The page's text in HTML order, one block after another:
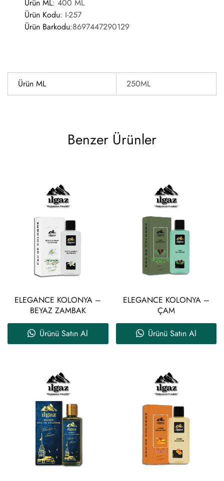
Ürün ML: 400 ML
Ürün Kodu: I-257
Ürün Barkodu:8697447290129
Ürün ML 250ML
Benzer Ürünler
ELEGANCE KOLONYA –
BEYAZ ZAMBAK
Ürünü Satın Al
ELEGANCE KOLONYA –
ÇAM
Ürünü Satın Al